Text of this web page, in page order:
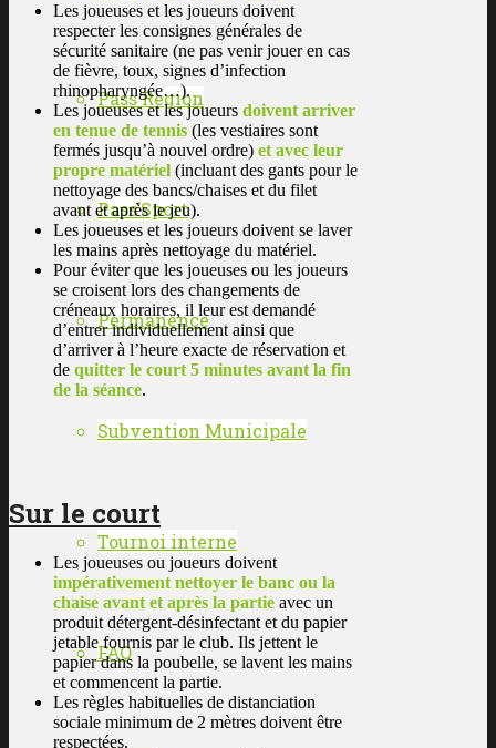
Pass Region
Pass’Sport
Permanence
Subvention Municipale
Tournoi interne
FAQ
Les joueuses et les joueurs doivent
respecter les consignes générales de
sécurité sanitaire (ne pas venir jouer en cas
de fièvre, toux, signes d’infection
rhinopharyngée…).
Les joueuses et les joueurs doivent arriver
en tenue de tennis (les vestiaires sont
fermés jusqu’à nouvel ordre) et avec leur
propre matériel (incluant des gants pour le
nettoyage des bancs/chaises et du filet
avant et après le jeu).
Les joueuses et les joueurs doivent se laver
les mains après nettoyage du matériel.
Pour éviter que les joueuses ou les joueurs
se croisent lors des changements de
créneaux horaires, il leur est demandé
d’entrer individuellement ainsi que
d’arriver à l’heure exacte de réservation et
de quitter le court 5 minutes avant la fin
de la séance.
Sur le court
Les joueuses ou joueurs doivent
impérativement nettoyer le banc ou la
chaise avant et après la partie avec un
produit détergent-désinfectant et du papier
jetable fournis par le club. Ils jettent le
papier dans la poubelle, se lavent les mains
et commencent la partie.
Les règles habituelles de distanciation
sociale minimum de 2 mètres doivent être
respectées.